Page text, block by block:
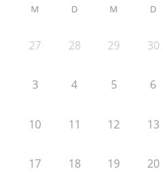
M D M D
27 28 29 30
3 4 5 6
10 11 12 13
17 18 19 20